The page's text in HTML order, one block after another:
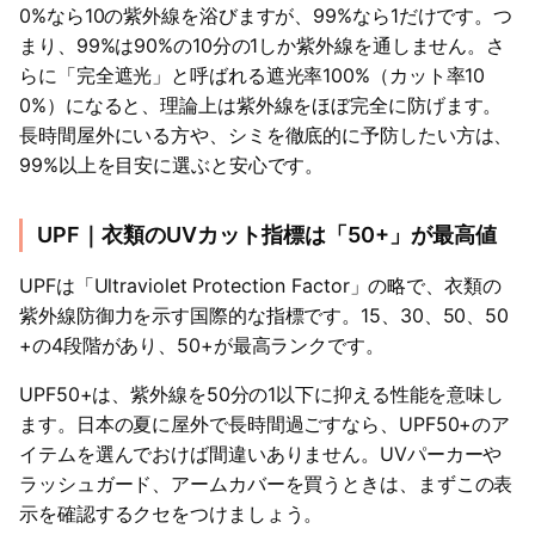
0%なら10の紫外線を浴びますが、99%なら1だけです。つ
まり、99%は90%の10分の1しか紫外線を通しません。さ
らに「完全遮光」と呼ばれる遮光率100%（カット率10
0%）になると、理論上は紫外線をほぼ完全に防げます。
長時間屋外にいる方や、シミを徹底的に予防したい方は、
99%以上を目安に選ぶと安心です。
UPF｜衣類のUVカット指標は「50+」が最高値
UPFは「Ultraviolet Protection Factor」の略で、衣類の
紫外線防御力を示す国際的な指標です。15、30、50、50
+の4段階があり、50+が最高ランクです。
UPF50+は、紫外線を50分の1以下に抑える性能を意味し
ます。日本の夏に屋外で長時間過ごすなら、UPF50+のア
イテムを選んでおけば間違いありません。UVパーカーや
ラッシュガード、アームカバーを買うときは、まずこの表
示を確認するクセをつけましょう。